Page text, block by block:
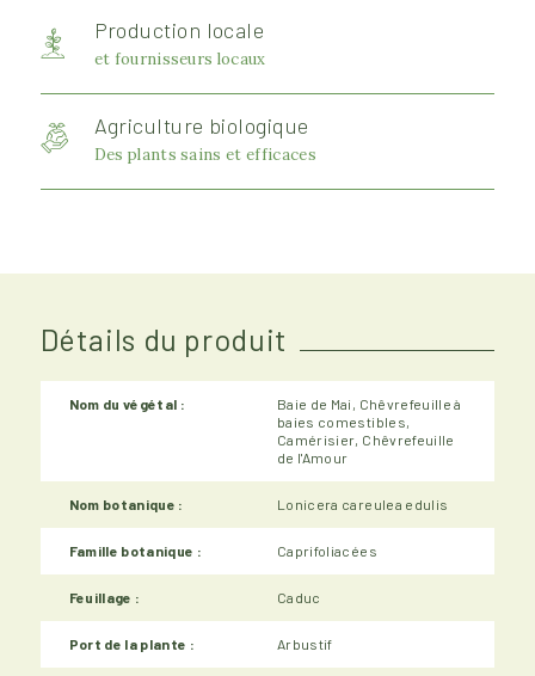
Production locale
et fournisseurs locaux
Agriculture biologique
Des plants sains et efficaces
Détails du produit
Nom du végétal :
Baie de Mai, Chêvrefeuille à
baies comestibles,
Camérisier, Chêvrefeuille
de l'Amour
Nom botanique : Lonicera careulea edulis
Famille botanique : Caprifoliacées
Feuillage : Caduc
Port de la plante : Arbustif